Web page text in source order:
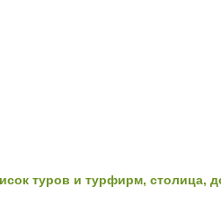
туров и турфирм, столица,